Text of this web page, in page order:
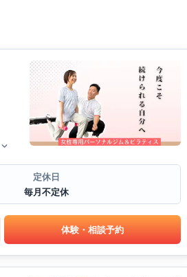
定休日
毎月不定休
体験・相談予約